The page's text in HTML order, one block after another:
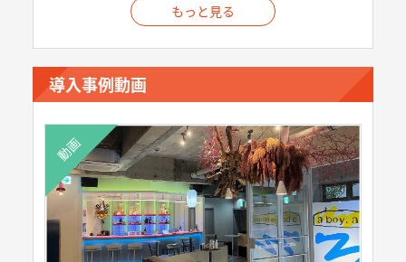
もっと見る
導入事例動画
動画